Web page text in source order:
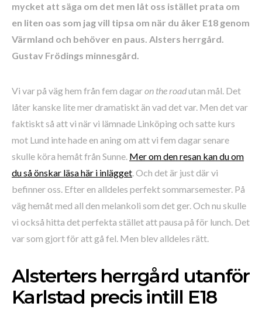
mycket att säga om det men låt oss istället prata om
en liten oas som jag vill tipsa om när du åker E18 genom
Värmland och behöver en paus. Alsters herrgård.
Gustav Frödings minnesgård.
Vi var på väg hem från fem dagaron the roadutan mål. Det
låter kanske lite mer dramatiskt än vad det var. Men det var
faktiskt så att vi när vi lämnade Linköping och satte kurs
mot Lund inte hade en aning om att vi fem dagar senare
skulle köra hemåt från Sunne. Mer om den resan kan du om
du så önskar läsa här i inlägget. Och det är just där vi
befinner oss. Efter en alldeles perfekt sommarsemester. På
väg hemåt med all den melankoli som det ger. Och nu skulle
vi också hitta det perfekta stället att pausa på för lunch. Det
var som gjort för att gå fel. Men blev alldeles rätt.
Alsterters herrgård utanför
Karlstad precis intill E18